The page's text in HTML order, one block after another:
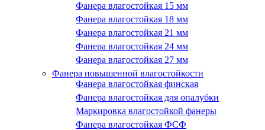
Фанера влагостойкая 15 мм
Фанера влагостойкая 18 мм
Фанера влагостойкая 21 мм
Фанера влагостойкая 24 мм
Фанера влагостойкая 27 мм
Фанера повышенной влагостойкости
Фанера влагостойкая финская
Фанера влагостойкая для опалубки
Маркировка влагостойкой фанеры
Фанера влагостойкая ФСФ